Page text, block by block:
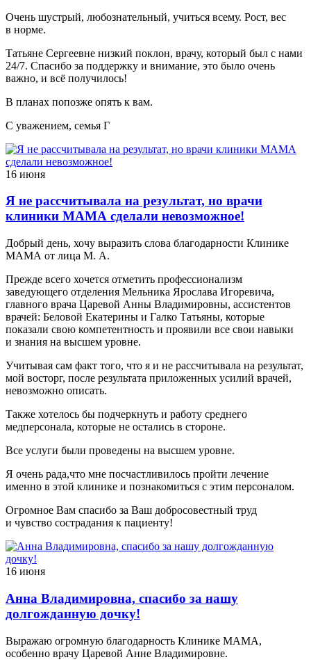
Очень шустрый, любознательный, учиться всему. Рост, вес
в норме.
Татьяне Сергеевне низкий поклон, врачу, который был с нами
24/7. Спасибо за поддержку и внимание, это было очень
важно, и всё получилось!
В планах попозже опять к вам.
С уважением, семья Г
16 июня
Я не рассчитывала на результат, но врачи
клиники МАМА сделали невозможное!
Добрый день, хочу выразить слова благодарности Клинике
МАМА от лица М. А.
Прежде всего хочется отметить профессионализм
заведующего отделения Мельника Ярослава Игоревича,
главного врача Царевой Анны Владимировны, ассистентов
врачей: Беловой Екатерины и Галко Татьяны, которые
показали свою компетентность и проявили все свои навыки
и знания на высшем уровне.
Учитывая сам факт того, что я и не рассчитывала на результат,
мой восторг, после результата приложенных усилий врачей,
невозможно описать.
Также хотелось бы подчеркнуть и работу среднего
медперсонала, которые не остались в стороне.
Все услуги были проведены на высшем уровне.
Я очень рада,что мне посчастливилось пройти лечение
именно в этой клинике и познакомиться с этим персоналом.
Огромное Вам спасибо за Ваш добросовестный труд
и чувство сострадания к пациенту!
16 июня
Анна Владимировна, спасибо за нашу
долгожданную дочку!
Выражаю огромную благодарность Клинике МАМА,
особенно врачу Царевой Анне Владимировне.